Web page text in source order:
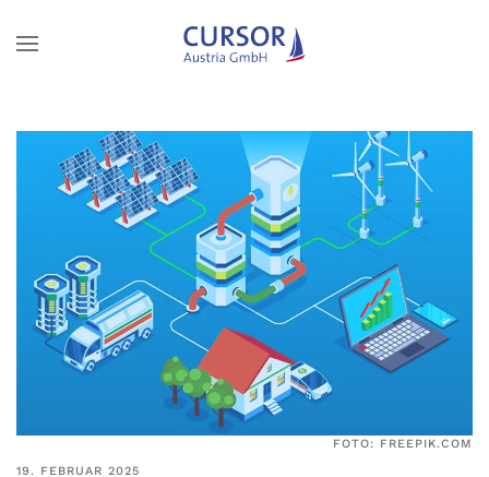
Zum Hauptinhalt springen
FOTO: FREEPIK.COM
19. FEBRUAR 2025